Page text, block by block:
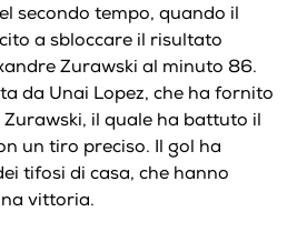
secondo tempo, quando il
a sbloccare il risultato
Zurawski al minuto 86.
da Unai Lopez, che ha fornito
il quale ha battuto il
un tiro preciso. Il gol ha
tifosi di casa, che hanno
vittoria.